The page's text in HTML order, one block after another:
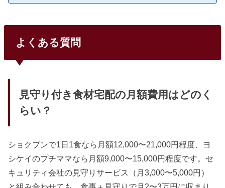
の料金相場、自分にも当てはまるかも…ミールキットの1食
人前で約500〜800円が一般的です。最安値はヨシケイのお試
レミアムキット（1食800〜1,000円）です。2人前で注文する
よくある質問
見守り付き食材宅配の月額費用はどのく
らい？
ショクブンで1日1食なら月額12,000〜21,000円程度、ヨ
シケイのプチママなら月額9,000〜15,000円程度です。セ
キュリティ会社の見守りサービス（月3,000〜5,000円）